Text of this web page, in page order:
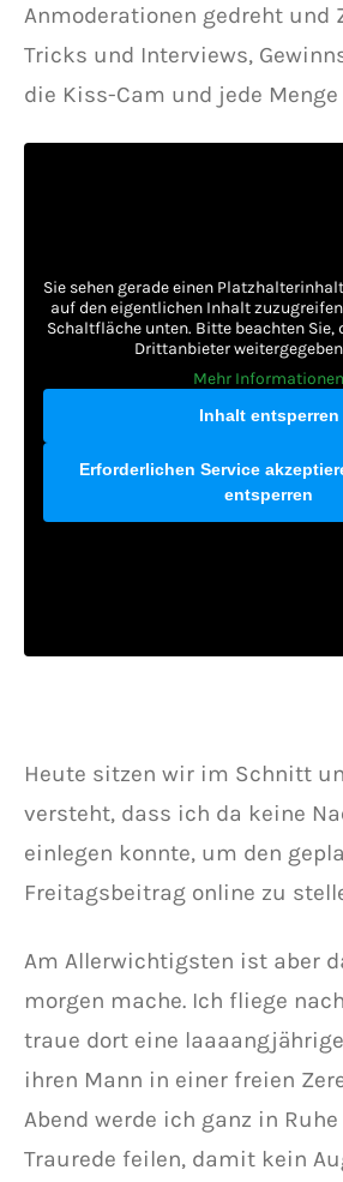
Anmoderationen gedreht und
Tricks und Interviews,
die Kiss-Cam und jede
Sie sehen gerade einen
auf den eigentlichen Inhalt
Schaltfläche unten. Bitte beachten Sie,
Drittanbieter
Mehr Informationen
Inhalt entsperren
Erforderlichen Service
entsperren
Heute sitzen wir im Schnitt
versteht, dass ich da keine
einlegen konnte, um den
Freitagsbeitrag online zu
Am Allerwichtigsten ist aber
morgen mache. Ich fliege
traue dort eine
ihren Mann in einer freien
Abend werde ich ganz in
Traurede feilen, damit kein